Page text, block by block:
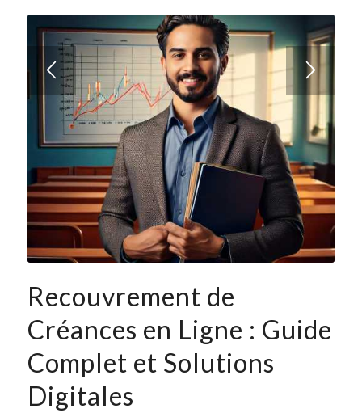
Recouvrement de
Créances en Ligne : Guide
Complet et Solutions
Digitales